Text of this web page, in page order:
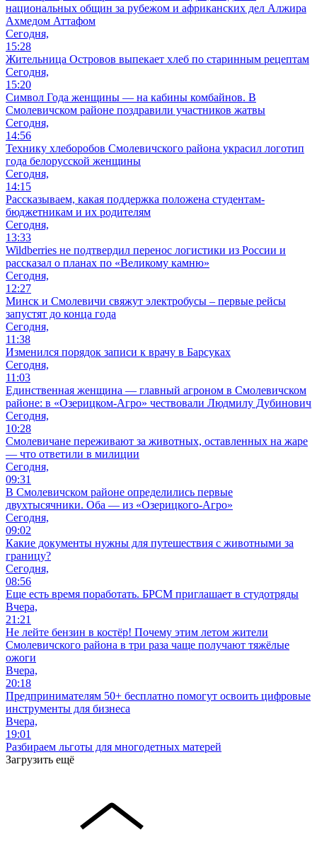
национальных общин за рубежом и африканских дел Алжира
Ахмедом Аттафом
Сегодня,
15:28
Жительница Островов выпекает хлеб по старинным рецептам
Сегодня,
15:20
Символ Года женщины — на кабины комбайнов. В
Смолевичском районе поздравили участников жатвы
Сегодня,
14:56
Технику хлеборобов Смолевичского района украсил логотип
года белорусской женщины
Сегодня,
14:15
Рассказываем, какая поддержка положена студентам-
бюджетникам и их родителям
Сегодня,
13:33
Wildberries не подтвердил перенос логистики из России и
рассказал о планах по «Великому камню»
Сегодня,
12:27
Минск и Смолевичи свяжут электробусы – первые рейсы
запустят до конца года
Сегодня,
11:38
Изменился порядок записи к врачу в Барсуках
Сегодня,
11:03
Единственная женщина — главный агроном в Смолевичском
районе: в «Озерицком-Агро» чествовали Людмилу Дубинович
Сегодня,
10:28
Смолевичане переживают за животных, оставленных на жаре
— что ответили в милиции
Сегодня,
09:31
В Смолевичском районе определились первые
двухтысячники. Оба — из «Озерицкого-Агро»
Сегодня,
09:02
Какие документы нужны для путешествия с животными за
границу?
Сегодня,
08:56
Еще есть время поработать. БРСМ приглашает в студотряды
Вчера,
21:21
Не лейте бензин в костёр! Почему этим летом жители
Смолевичского района в три раза чаще получают тяжёлые
ожоги
Вчера,
20:18
Предпринимателям 50+ бесплатно помогут освоить цифровые
инструменты для бизнеса
Вчера,
19:01
Разбираем льготы для многодетных матерей
Загрузить ещё